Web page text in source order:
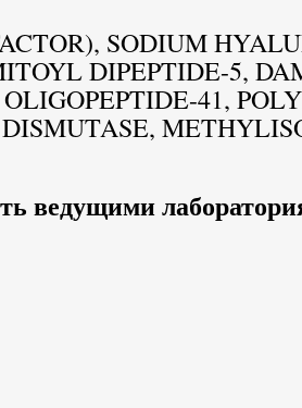
SODIUM
DIPEPTIDE-5,
41,
ведущими